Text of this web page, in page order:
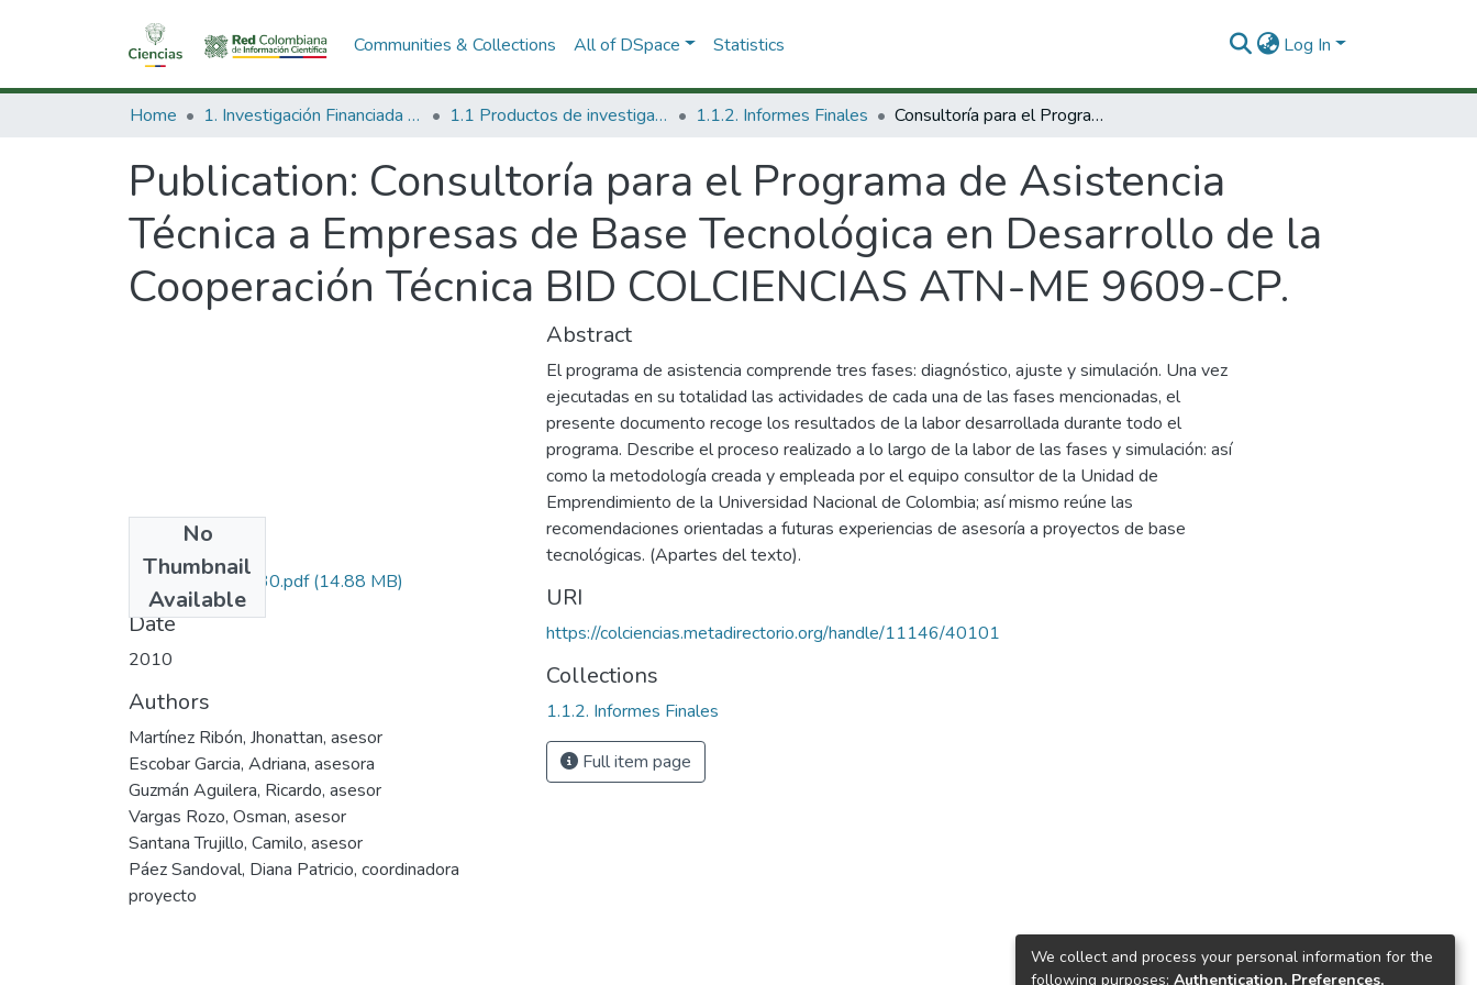
Communities & Collections All of DSpace Statistics Log In
Home 1. Investigación Financiada con Recursos Públicos 1.1 Productos de investigación 1.1.2. Informes Finales Consultoría para el Programa de Asistencia Técnica a Empresas de Base Tecnológica en Desarrollo de la Cooperación Técnica BID COLCIENCIAS ATN-ME 9609-CP.
Publication: Consultoría para el Programa de Asistencia
Técnica a Empresas de Base Tecnológica en Desarrollo de la
Cooperación Técnica BID COLCIENCIAS ATN-ME 9609-CP.
No
Thumbnail
Available
416347326330.pdf(14.88 MB)
Date
2010
Authors
Martínez Ribón, Jhonattan, asesor
Escobar Garcia, Adriana, asesora
Guzmán Aguilera, Ricardo, asesor
Vargas Rozo, Osman, asesor
Santana Trujillo, Camilo, asesor
Páez Sandoval, Diana Patricio, coordinadora
proyecto
Abstract
El programa de asistencia comprende tres fases: diagnóstico, ajuste y simulación. Una vez
ejecutadas en su totalidad las actividades de cada una de las fases mencionadas, el
presente documento recoge los resultados de la labor desarrollada durante todo el
programa. Describe el proceso realizado a lo largo de la labor de las fases y simulación: así
como la metodología creada y empleada por el equipo consultor de la Unidad de
Emprendimiento de la Universidad Nacional de Colombia; así mismo reúne las
recomendaciones orientadas a futuras experiencias de asesoría a proyectos de base
tecnológicas. (Apartes del texto).
URI
https://colciencias.metadirectorio.org/handle/11146/40101
Collections
1.1.2. Informes Finales
Full item page
We collect and process your personal information for the
following purposes: Authentication, Preferences,